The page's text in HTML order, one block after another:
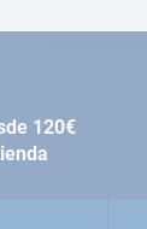
120€